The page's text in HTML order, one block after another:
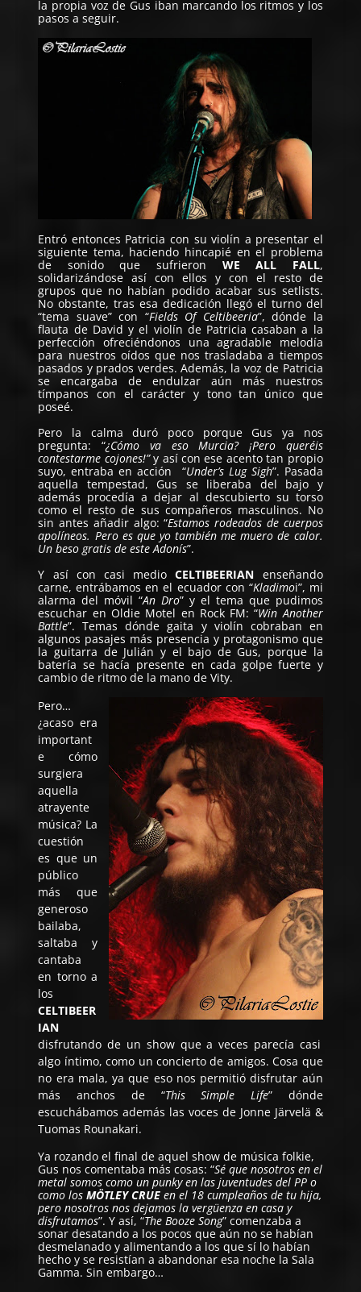
la propia voz de Gus iban marcando los ritmos y los
pasos a seguir.
Entró entonces Patricia con su violín a presentar el
siguiente tema, haciendo hincapié en el problema
de sonido que sufrieron WE ALL FALL,
solidarizándose así con ellos y con el resto de
grupos que no habían podido acabar sus setlists.
No obstante, tras esa dedicación llegó el turno del
“tema suave” con “Fields Of Celtibeeria”, dónde la
flauta de David y el violín de Patricia casaban a la
perfección ofreciéndonos una agradable melodía
para nuestros oídos que nos trasladaba a tiempos
pasados y prados verdes. Además, la voz de Patricia
se encargaba de endulzar aún más nuestros
tímpanos con el carácter y tono tan único que
poseé.
Pero la calma duró poco porque Gus ya nos
pregunta: “¿Cómo va eso Murcia? ¡Pero queréis
contestarme cojones!”y así con ese acento tan propio
suyo, entraba en acción “Under’s Lug Sigh”. Pasada
aquella tempestad, Gus se liberaba del bajo y
además procedía a dejar al descubierto su torso
como el resto de sus compañeros masculinos. No
sin antes añadir algo: “Estamos rodeados de cuerpos
apolíneos. Pero es que yo también me muero de calor.
Un beso gratis de este Adonís”.
Y así con casi medioCELTIBEERIAN enseñando
carne, entrábamos en el ecuador con “Kladimoi”, mi
alarma del móvil “An Dro” y el tema que pudimos
escuchar en Oldie Motel en Rock FM: “Win Another
Battle”. Temas dónde gaita y violín cobraban en
algunos pasajes más presencia y protagonismo que
la guitarra de Julián y el bajo de Gus, porque la
batería se hacía presente en cada golpe fuerte y
cambio de ritmo de la mano de Vity.
Pero…
¿acaso era
important
e cómo
surgiera
aquella
atrayente
música? La
cuestión
es que un
público
más que
generoso
bailaba,
saltaba y
cantaba
en torno a
los
CELTIBEER
IAN
disfrutando de un show que a veces parecía casi
algo íntimo, como un concierto de amigos. Cosa que
no era mala, ya que eso nos permitió disfrutar aún
más anchos de “This Simple Life” dónde
escuchábamos además las voces de Jonne Järvelä &
Tuomas Rounakari.
Ya rozando el final de aquel show de música folkie,
Gus nos comentaba más cosas: “Sé que nosotros en el
metal somos como un punky en las juventudes del PP o
como losMÖTLEY CRUE en el 18 cumpleaños de tu hija,
pero nosotros nos dejamos la vergüenza en casa y
disfrutamos”. Y así, “The Booze Song” comenzaba a
sonar desatando a los pocos que aún no se habían
desmelanado y alimentando a los que sí lo habían
hecho y se resistían a abandonar esa noche la Sala
Gamma. Sin embargo…